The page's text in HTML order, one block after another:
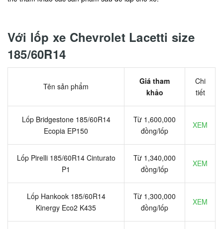
Với lốp xe Chevrolet Lacetti size
185/60R14
Tên sản phẩm
Giá tham
khảo
Chi
tiết
Lốp Bridgestone 185/60R14
Ecopia EP150
Từ 1,600,000
đồng/lốp
XEM
Lốp Pirelli 185/60R14 Cinturato
P1
Từ 1,340,000
đồng/lốp
XEM
Lốp Hankook 185/60R14
Kinergy Eco2 K435
Từ 1,300,000
đồng/lốp
XEM